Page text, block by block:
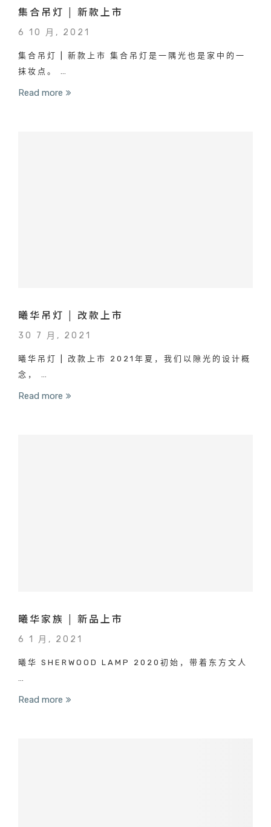
集合吊灯 | 新款上市
6 10 月, 2021
集合吊灯 | 新款上市 集合吊灯是一隅光也是家中的一
抹妆点。 …
Read more
曦华吊灯 | 改款上市
30 7 月, 2021
曦华吊灯 | 改款上市 2021年夏，我们以隙光的设计概
念， …
Read more
曦华家族 | 新品上市
6 1 月, 2021
曦华 SHERWOOD LAMP 2020初始，带着东方文人
Read more